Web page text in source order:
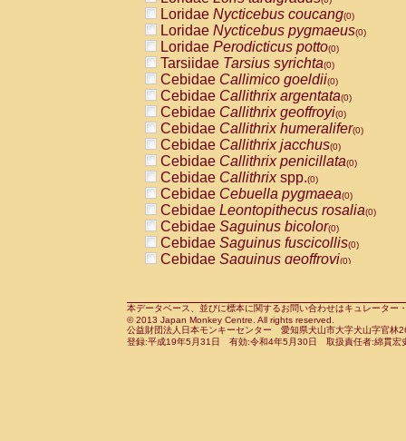
AtelidaeLagothrix lagothricha cana
PitheciidaeCacajao calvus
PitheciidaeCallicebus cupreus
PitheciidaeCallicebus donacophilus
PitheciidaeCallicebus moloch
PitheciidaeCallicebus torquatus
PitheciidaeCallicebusspp.(0)
PitheciidaeChiropotes satanas(0)
PitheciidaePithecia monachus
PitheciidaePithecia pithecia(0)
CercopithecidaeCercocebus agilis
CercopithecidaeCercocebus
CercopithecidaeCercocebus
CercopithecidaeCercocebus
CercopithecidaeCercocebus
CercopithecidaeCercocebushybrid
CercopithecidaePapio anubis(0)
CercopithecidaePapio cynocephalus
CercopithecidaePapio hamadryas(0)
Loridae Nycticebus coucang(0)
Loridae Nycticebus pygmaeus(0)
Loridae Perodicticus potto(0)
Tarsiidae Tarsius syrichta(0)
Cebidae Callimico goeldii(0)
Cebidae Callithrix argentata(0)
Cebidae Callithrix geoffroyi(0)
Cebidae Callithrix humeralifer(0)
Cebidae Callithrix jacchus(0)
Cebidae Callithrix penicillata(0)
Cebidae Callithrixspp.(0)
Cebidae Cebuella pygmaea(0)
Cebidae Leontopithecus rosalia(0)
Cebidae Saguinus bicolor(0)
Cebidae Saguinus fuscicollis(0)
Cebidae Saguinus geoffroyi(0)
CebidaeSaguinus leucopus(0)
CebidaeSaguinus midas(0)
Cebidae Saguinus mystax(0)
本データベース、並びに標本に関するお問い合わせはキュレータ
© 2013 Japan Monkey Centre. All rights reserved.
公益財団法人日本モンキーセンター 愛知県犬山市大字犬山字官
登録:平成19年5月31日 有効:令和4年5月30日 取扱責任者:綿貫宏